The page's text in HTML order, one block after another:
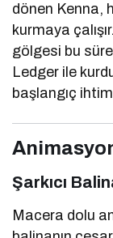
dönen Kenna,
kurmaya
gölgesi bu
Ledger ile
başlangıç
Şarkıcı
Macera dolu